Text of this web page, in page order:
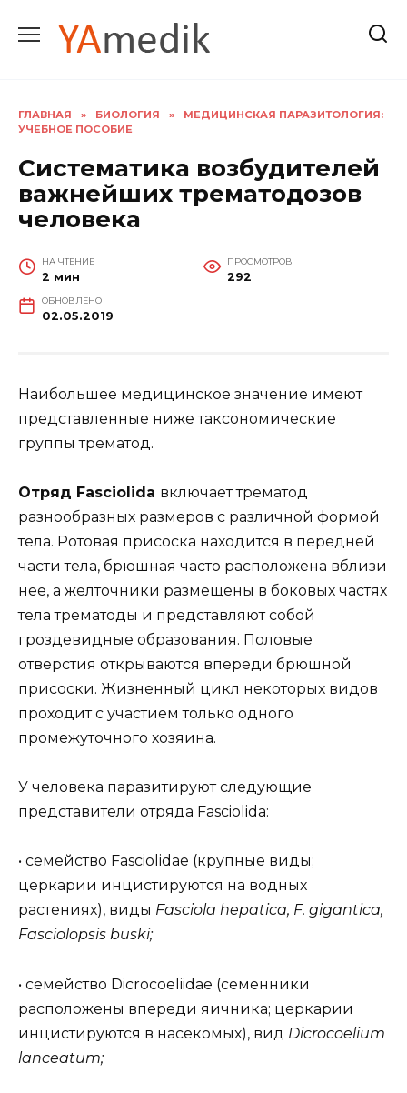
содержанию
ГЛАВНАЯ » БИОЛОГИЯ »
МЕДИЦИНСКАЯ ПАРАЗИТОЛОГИЯ:
УЧЕБНОЕ ПОСОБИЕ
Систематика возбудителей
важнейших трематодозов
человека
НА ЧТЕНИЕ
2 мин
ПРОСМОТРОВ
292
ОБНОВЛЕНО
02.05.2019
Наибольшее медицинское значение имеют
представленные ниже таксономические
группы трематод.
Отряд Fasciolida включает трематод
разнообразных размеров с различной формой
тела. Ротовая присоска находится в передней
части тела, брюшная часто расположена вблизи
нее, а желточники размещены в боковых частях
тела трематоды и представляют собой
гроздевидные образования. Половые
отверстия открываются впереди брюшной
присоски. Жизненный цикл некоторых видов
проходит с участием только одного
промежуточного хозяина.
У человека паразитируют следующие
представители отряда Fasciolida:
• семейство Fasciolidae (крупные виды;
церкарии инцистируются на водных
растениях), виды Fasciola hepatica, F. gigantica,
Fasciolopsis buski;
• семейство Dicrocoeliidae (семенники
расположены впереди яичника; церкарии
инцистируются в насекомых), вид Dicrocoelium
lanceatum;